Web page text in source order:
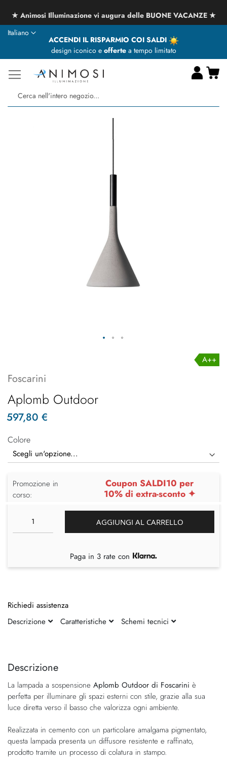
★ Animosi Illuminazione vi augura delle BUONE VACANZE ★
ACCENDI IL RISPARMIO COI SALDI
design iconico e offertea tempo limitato
Lingua
Italiano
fine
galleria
di
immagini
della
di
immagini
Descrizione
La lampada a sospensione Aplomb Outdoor di Foscarini è
perfetta per illuminare gli spazi esterni con stile, grazie alla sua
luce diretta verso il basso che valorizza ogni ambiente.
Realizzata in cemento con un particolare amalgama pigmentato,
questa lampada presenta un diffusore resistente e raffinato,
prodotto tramite un processo di colatura in stampo.
A++
Foscarini
Aplomb Outdoor
597,80 €
Colore
Promozione in
corso:
Coupon SALDI10 per
10% di extra-sconto ✦
AGGIUNGI AL CARRELLO
Paga in 3 rate con
Richiedi assistenza
Descrizione
Caratteristiche Schemi tecnici